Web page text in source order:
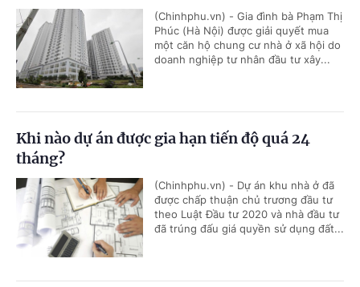
(Chinhphu.vn) - Gia đình bà Phạm Thị
Phúc (Hà Nội) được giải quyết mua
một căn hộ chung cư nhà ở xã hội do
doanh nghiệp tư nhân đầu tư xây...
Khi nào dự án được gia hạn tiến độ quá 24
tháng?
(Chinhphu.vn) - Dự án khu nhà ở đã
được chấp thuận chủ trương đầu tư
theo Luật Đầu tư 2020 và nhà đầu tư
đã trúng đấu giá quyền sử dụng đất...